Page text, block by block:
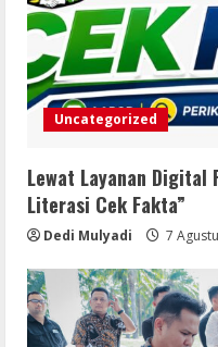
Uncategorized
Lewat Layanan Digital
Literasi Cek Fakta”
Dedi Mulyadi 7